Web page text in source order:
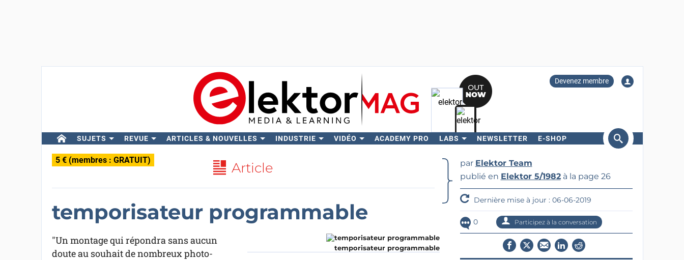
Devenez membre
SUJETS REVUE ARTICLES & NOUVELLES INDUSTRIE VIDÉO ACADEMY PRO LABS NEWSLETTER E-SHOP
Rechercher
5 € (membres : GRATUIT) Article
temporisateur programmable
temporisateur programmable
"Un montage qui répondra sans aucun
doute au souhait de nombreux photo-
par Elektor Team
publié en Elektor 5/1982à la page 26
Dernière mise à jour : 06-06-2019
0 Participez à la conversation